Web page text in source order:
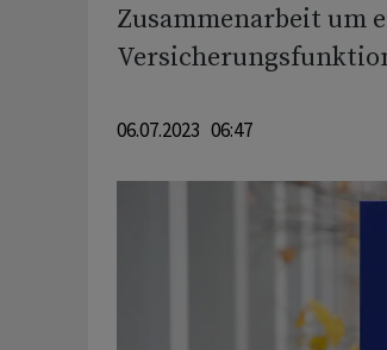
Zusammenarbeit um
06.07.2023 06:47